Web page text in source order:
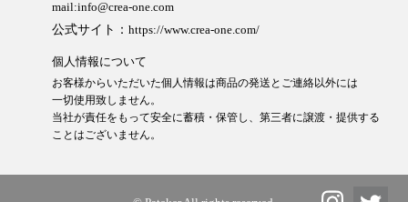
mail:info@crea-one.com
公式サイト： https://www.crea-one.com/
個人情報について
お客様からいただいた個人情報は商品の発送とご連絡以外には
一切使用致しません。
当社が責任をもって安全に蓄積・保管し、第三者に譲渡・提供する
ことはございません。